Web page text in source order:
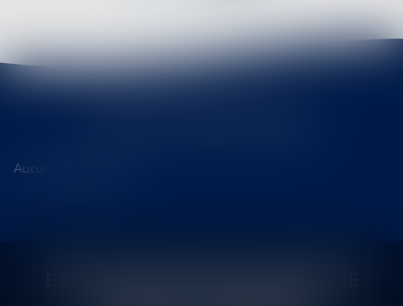
Aucun article trouvé